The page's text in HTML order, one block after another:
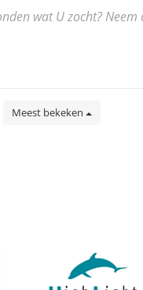
wat U zocht?
Meest bekeken